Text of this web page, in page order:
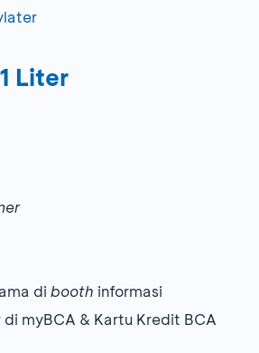
Liter
di booth informasi
myBCA & Kartu Kredit BCA